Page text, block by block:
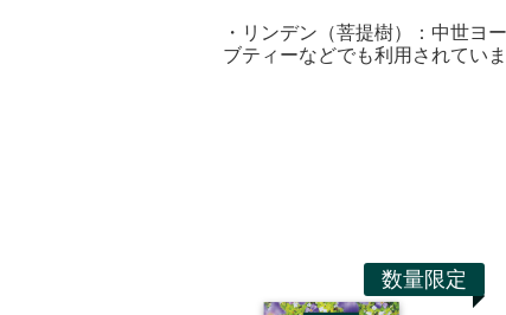
・リンデン（菩提樹）：中世ヨ
ブティーなどでも利用されていま
数量限定